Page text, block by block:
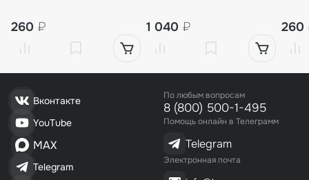
260 ₽ 1 040 ₽ 260
Вконтакте
YouTube
MAX
Telegram
По любым вопросам
8 (800) 500-1-495
Помощь онлайн в Телеграмм
Telegram
Электронная почта